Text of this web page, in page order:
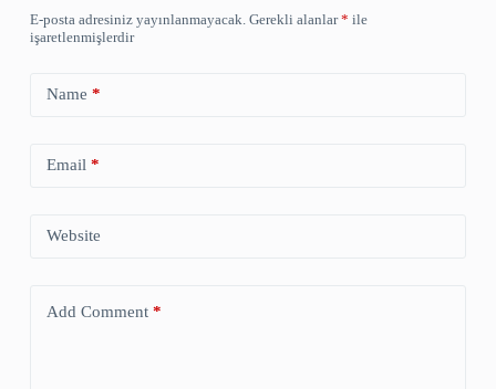
E-posta adresiniz yayınlanmayacak. Gerekli alanlar* ile
işaretlenmişlerdir
Name *
Email*
Website
Add Comment*